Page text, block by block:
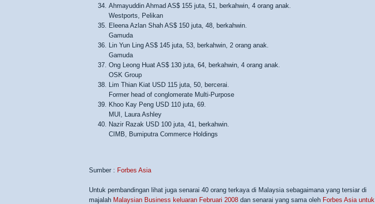
Ahmayuddin Ahmad AS$ 155 juta, 51, berkahwin, 4 orang anak.
Westports, Pelikan
Eleena Azlan Shah AS$ 150 juta, 48, berkahwin.
Gamuda
Lin Yun Ling AS$ 145 juta, 53, berkahwin, 2 orang anak.
Gamuda
Ong Leong Huat AS$ 130 juta, 64, berkahwin, 4 orang anak.
OSK Group
Lim Thian Kiat USD 115 juta, 50, bercerai.
Former head of conglomerate Multi-Purpose
Khoo Kay Peng USD 110 juta, 69.
MUI, Laura Ashley
Nazir Razak USD 100 juta, 41, berkahwin.
CIMB, Bumiputra Commerce Holdings
Sumber : Forbes Asia
Untuk pembandingan lihat juga senarai 40 orang terkaya di Malaysia sebagaimana yang tersiar di
majalah Malaysian Business keluaran Februari 2008 dan senarai yang sama oleh Forbes Asia untuk